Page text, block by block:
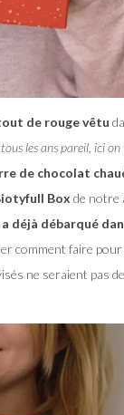
de rouge vêtu
tous les ans pareil, ici
de chocolat
Box de notre
déjà débarqué
comment faire
ne seraient pas